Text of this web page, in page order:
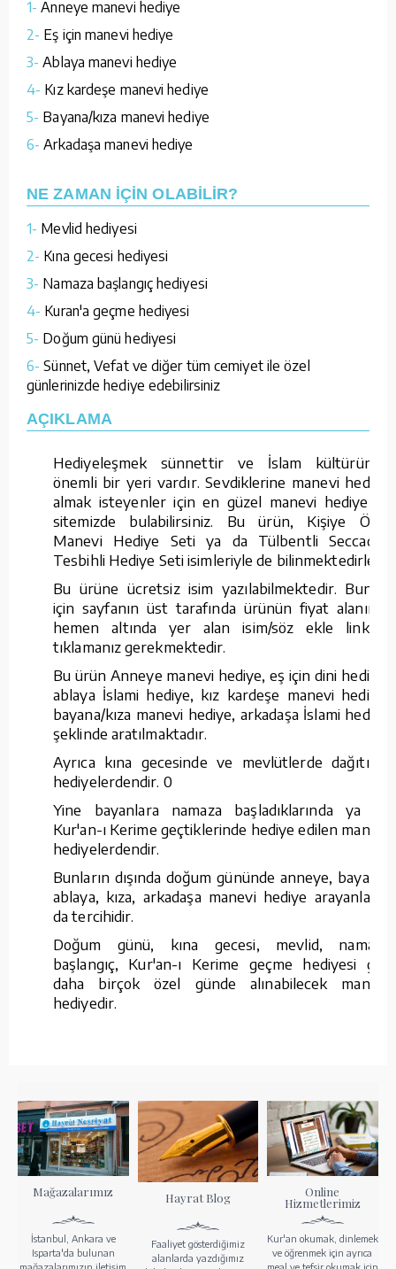
1- Anneye manevi hediye
2- Eş için manevi hediye
3- Ablaya manevi hediye
4- Kız kardeşe manevi hediye
5- Bayana/kıza manevi hediye
6- Arkadaşa manevi hediye
NE ZAMAN İÇİN OLABİLİR?
1- Mevlid hediyesi
2- Kına gecesi hediyesi
3- Namaza başlangıç hediyesi
4- Kuran'a geçme hediyesi
5- Doğum günü hediyesi
6- Sünnet, Vefat ve diğer tüm cemiyet ile özel
günlerinizde hediye edebilirsiniz
AÇIKLAMA
Hediyeleşmek sünnettir ve İslam kültüründe
önemli bir yeri vardır. Sevdiklerine manevi hediye
almak isteyenler için en güzel manevi hediyeleri
sitemizde bulabilirsiniz. Bu ürün, Kişiye Özel
Manevi Hediye Seti ya da Tülbentli Seccadeli
Tesbihli Hediye Seti isimleriyle de bilinmektedirler.
Bu ürüne ücretsiz isim yazılabilmektedir. Bunun
için sayfanın üst tarafında ürünün fiyat alanının
hemen altında yer alan isim/söz ekle linkine
tıklamanız gerekmektedir.
Bu ürün Anneye manevi hediye, eş için dini hediye,
ablaya İslami hediye, kız kardeşe manevi hediye,
bayana/kıza manevi hediye, arkadaşa İslami hediye
şeklinde aratılmaktadır.
Ayrıca kına gecesinde ve mevlütlerde dağıtılan
hediyelerdendir. 0
Yine bayanlara namaza başladıklarında ya da
Kur'an-ı Kerime geçtiklerinde hediye edilen manevi
hediyelerdendir.
Bunların dışında doğum gününde anneye, bayana,
ablaya, kıza, arkadaşa manevi hediye arayanların
da tercihidir.
Doğum günü, kına gecesi, mevlid, namaza
başlangıç, Kur'an-ı Kerime geçme hediyesi gibi
daha birçok özel günde alınabilecek manevi
hediyedir.
Mağazalarımız
İstanbul, Ankara ve
Isparta'da bulunan
mağazalarımızın iletişim
Hayrat Blog
Faaliyet gösterdiğimiz
alanlarda yazdığımız
Online
Hizmetlerimiz
Kur'an okumak, dinlemek
ve öğrenmek için ayrıca
meal ve tefsir okumak için